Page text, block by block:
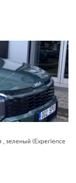
, зеленый (Experience